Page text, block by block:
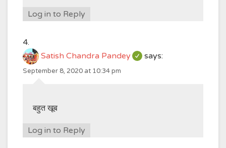
Log in to Reply
Satish Chandra Pandey says:
September 8, 2020 at 10:34 pm
बहुत खूब
Log in to Reply